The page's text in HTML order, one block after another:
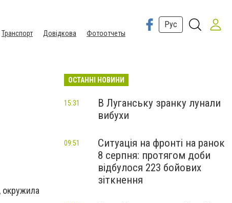
Транспорт Довідкова Фотоотчеты
Рус
окружила
ОСТАННІ НОВИНИ
В Луганську зранку лунали
вибухи
15:31
Ситуація на фронті на ранок
8 серпня: протягом доби
відбулося 223 бойових
зіткнення
09:51